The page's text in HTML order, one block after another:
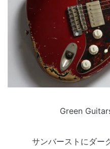
Green
サンバーストにダー